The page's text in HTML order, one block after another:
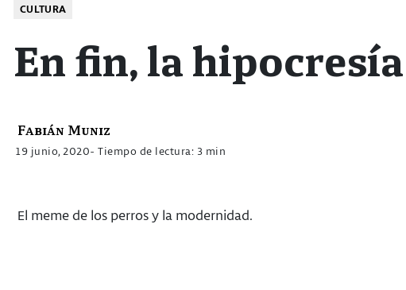
CULTURA
En fin, la hipocresía
Fabián Muniz
19 junio, 2020- Tiempo de lectura: 3 min
El meme de los perros y la modernidad.